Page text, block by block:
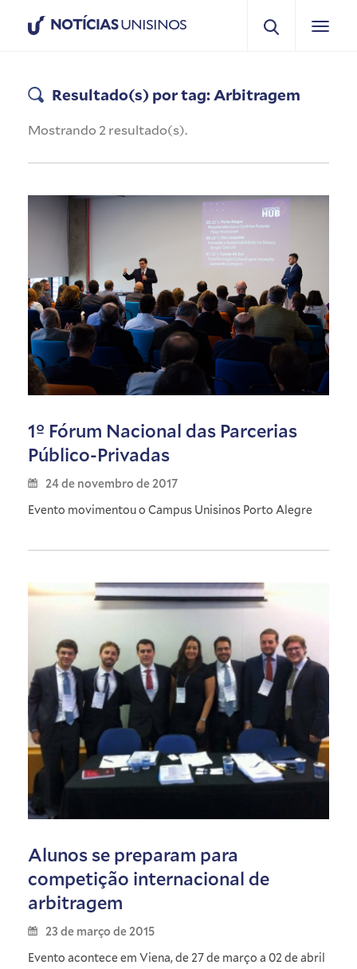
NOTÍCIASUNISINOS
Resultado(s) por tag: Arbitragem
Mostrando 2 resultado(s).
1º Fórum Nacional das Parcerias
Público-Privadas
24 de novembro de 2017
Evento movimentou o Campus Unisinos Porto Alegre
Alunos se preparam para
competição internacional de
arbitragem
23 de março de 2015
Evento acontece em Viena, de 27 de março a 02 de abril